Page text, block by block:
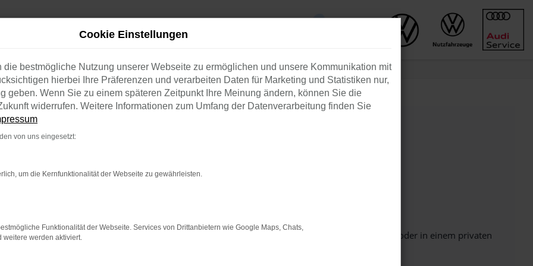
ERROR
das Laden bestimmter Seiten verhindern. Funktioniert die Seite in einem anderen Browser oder in einem privaten
Cookie Einstellungen
die bestmögliche Nutzung unserer Webseite zu ermöglichen und unsere Kommunikation mit
hierbei Ihre Präferenzen und verarbeiten Daten für Marketing und Statistiken nur,
geben. Wenn Sie zu einem späteren Zeitpunkt Ihre Meinung ändern, können Sie die
widerrufen. Weitere Informationen zum Umfang der Datenverarbeitung finden Sie
von uns eingesetzt:
um die Kernfunktionalität der Webseite zu gewährleisten.
Funktionalität der Webseite. Services von Drittanbietern wie Google Maps, Chats,
weitere werden aktiviert.